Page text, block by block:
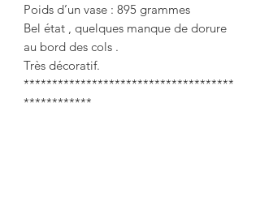
Poids d’un vase : 895 grammes
Bel état , quelques manque de dorure
au bord des cols .
Très décoratif.
*************************************
************